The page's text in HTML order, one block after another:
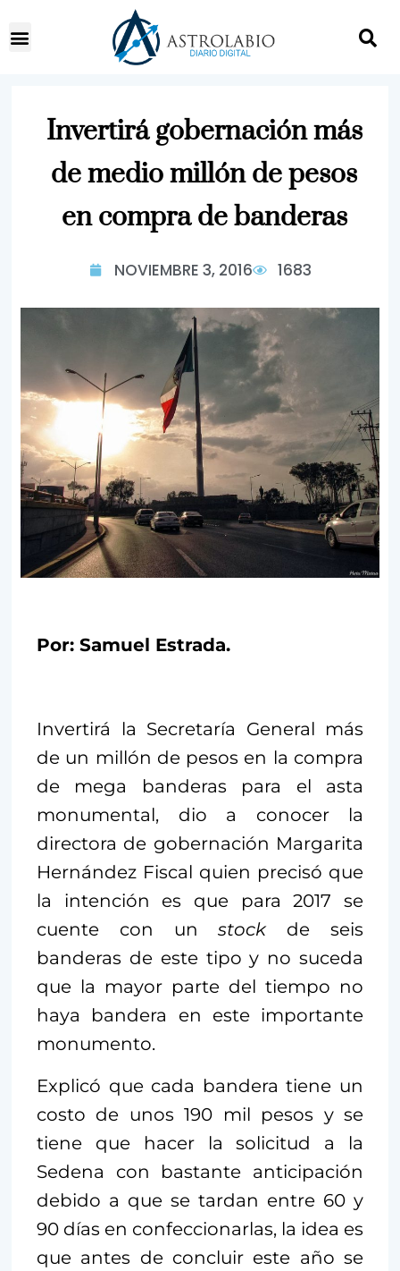
Invertirá gobernación más
de medio millón de pesos
en compra de banderas
NOVIEMBRE 3, 2016 1683
Por: Samuel Estrada.
Invertirá la Secretaría General más
de un millón de pesos en la compra
de mega banderas para el asta
monumental, dio a conocer la
directora de gobernación Margarita
Hernández Fiscal quien precisó que
la intención es que para 2017 se
cuente con unstockde seis
banderas de este tipo y no suceda
que la mayor parte del tiempo no
haya bandera en este importante
monumento.
Explicó que cada bandera tiene un
costo de unos 190 mil pesos y se
tiene que hacer la solicitud a la
Sedena con bastante anticipación
debido a que se tardan entre 60 y
90 días en confeccionarlas, la idea es
que antes de concluir este año se